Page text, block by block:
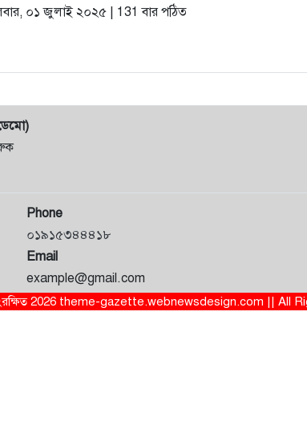
০১ জুলাই ২০২৫ | 131 বার পঠিত
Phone
০১৯১৫৩৪৪৪১৮
Email
example@gmail.com
2026 theme-gazette.webnewsdesign.com || All